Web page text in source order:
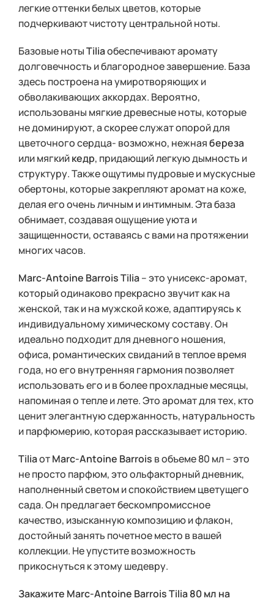
легкие оттенки белых цветов, которые
подчеркивают чистоту центральной ноты.
Базовые нотыTiliaобеспечивают аромату
долговечность и благородное завершение. База
здесь построена на умиротворяющих и
обволакивающих аккордах. Вероятно,
использованы мягкие древесные ноты, которые
не доминируют, а скорее служат опорой для
цветочного сердца- возможно, нежнаябереза
или мягкийкедр, придающий легкую дымность и
структуру. Также ощутимы пудровые и мускусные
обертоны, которые закрепляют аромат на коже,
делая его очень личным и интимным. Эта база
обнимает, создавая ощущение уюта и
защищенности, оставаясь с вами на протяжении
многих часов.
Marc-Antoine Barrois Tilia– это унисекс-аромат,
который одинаково прекрасно звучит как на
женской, так и на мужской коже, адаптируясь к
индивидуальному химическому составу. Он
идеально подходит для дневного ношения,
офиса, романтических свиданий в теплое время
года, но его внутренняя гармония позволяет
использовать его и в более прохладные месяцы,
напоминая о тепле и лете. Это аромат для тех, кто
ценит элегантную сдержанность, натуральность
и парфюмерию, которая рассказывает историю.
TiliaотMarc-Antoine Barrois в объеме 80 мл – это
не просто парфюм, это ольфакторный дневник,
наполненный светом и спокойствием цветущего
сада. Он предлагает бескомпромиссное
качество, изысканную композицию и флакон,
достойный занять почетное место в вашей
коллекции. Не упустите возможность
прикоснуться к этому шедевру.
Закажите Marc-Antoine Barrois Tilia 80 мл на